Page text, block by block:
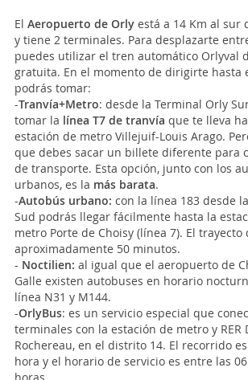
El Aeropuerto de Orly está a 14 Km al sur
y tiene 2 terminales. Para desplazarte
puedes utilizar el tren automático Orlyval
gratuita. En el momento de dirigirte hasta
podrás tomar:
-Tranvía+Metro: desde la Terminal Orly
tomar la línea T7 de tranvía que te lleva
estación de metro Villejuif-Louis Arago.
que debes sacar un billete diferente para
de transporte. Esta opción, junto con los
urbanos, es la más barata.
-Autobús urbano: con la línea 183 desde
Sud podrás llegar fácilmente hasta la
metro Porte de Choisy (línea 7). El trayecto
aproximadamente 50 minutos.
- Noctilien: al igual que el aeropuerto de
Galle existen autobuses en horario
línea N31 y M144.
-OrlyBus: es un servicio especial que
terminales con la estación de metro y RER
Rochereau, en el distrito 14. El recorrido
hora y el horario de servicio es entre las